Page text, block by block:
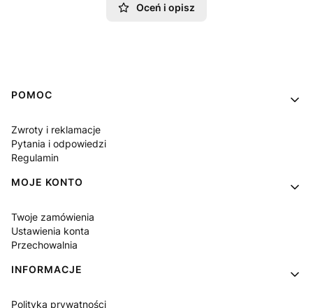
Oceń i opisz
Linki w stopce
POMOC
Zwroty i reklamacje
Pytania i odpowiedzi
Regulamin
MOJE KONTO
Twoje zamówienia
Ustawienia konta
Przechowalnia
INFORMACJE
Polityka prywatności